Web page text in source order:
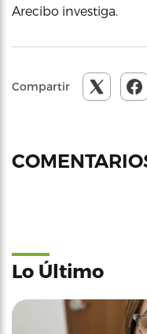
Arecibo investiga.
Compartir
Lo Último